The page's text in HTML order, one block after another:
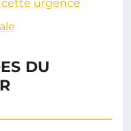
cette urgence
DU